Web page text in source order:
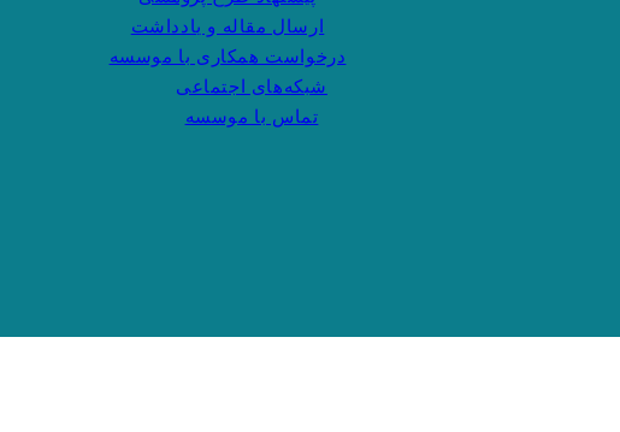
ارسال مقاله و یادداشت
درخواست همکاری با موسسه
شبکه‌های اجتماعی
تماس با موسسه